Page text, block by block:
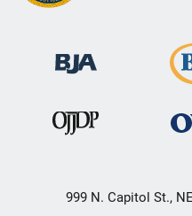
999 N. Capitol St.,